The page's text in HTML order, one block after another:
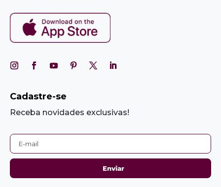
Cadastre-se
Receba novidades exclusivas!